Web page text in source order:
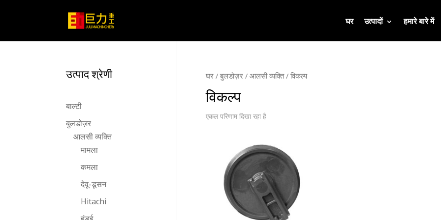
घर उत्पादों हमारे बारे में
घर/ बुलडोज़र/ आलसी व्यक्ति/ विकल्प
विकल्प
एकल परिणाम दिखा रहा है
उत्पाद श्रेणी
बाल्टी
बुलडोज़र
आलसी व्यक्ति
मामला
कमला
देवू-डूसन
Hitachi